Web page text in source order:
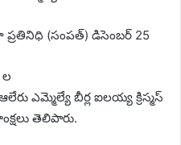
(సంపత్) డిసెంబర్ 25
ల
ఎమ్మెల్యే బీర్ల ఐలయ్య క్రిస్మస్
తెలిపారు.